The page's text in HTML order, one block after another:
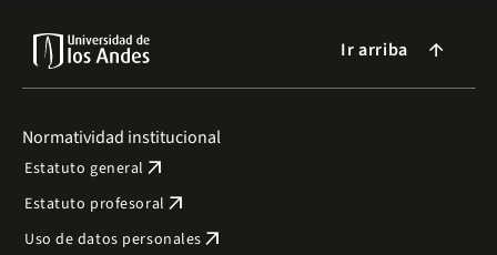
Ir arriba arrow_forward
Normatividad institucional
Estatuto general arrow_outward
Estatuto profesoral arrow_outward
Uso de datos personales arrow_outward